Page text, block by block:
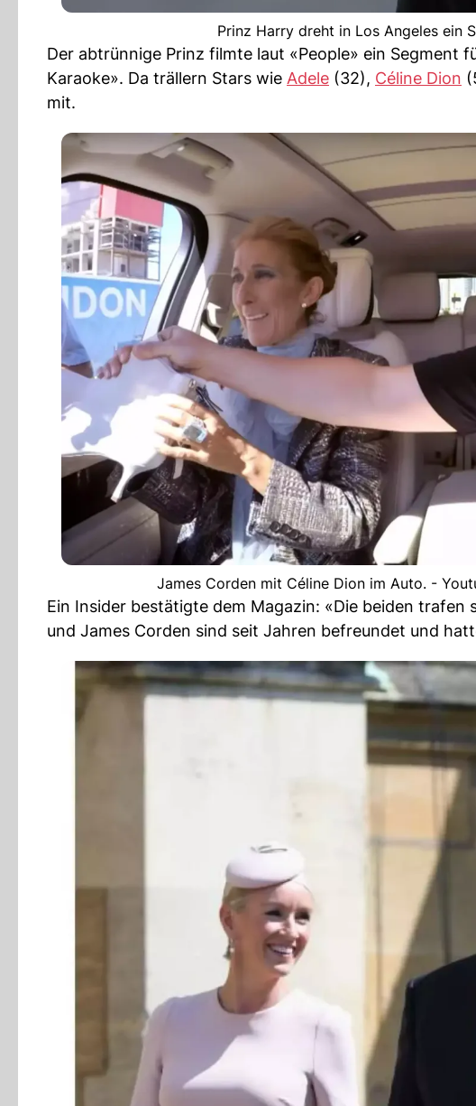
Prinz Harry dreht in Los Angeles ein
Der abtrünnige Prinz filmte laut «People» ein Segment
Karaoke». Da trällern Stars wie Adele (32), Céline Dion
mit.
James Corden mit Céline Dion im Auto. -
Ein Insider bestätigte dem Magazin: «Die beiden
und James Corden sind seit Jahren befreundet und